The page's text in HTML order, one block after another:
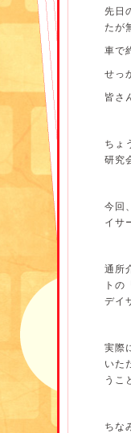
先日
たが
車で
せっ
皆さ
ちょ
研究
今回
イサ
通所
トの
デイ
実際
いた
うこ
ちな